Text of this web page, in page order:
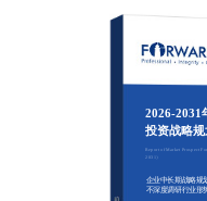
2026-2031
投资战略
Report of Market Prospect
2031）
企业中长期战略规
不深度调研行业形